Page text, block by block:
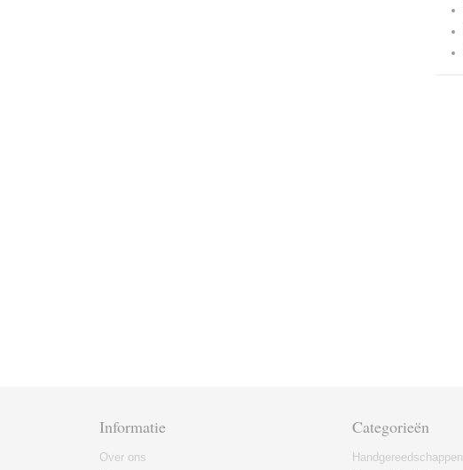
Informatie
Over ons
Categorieën
Handgereedschappen